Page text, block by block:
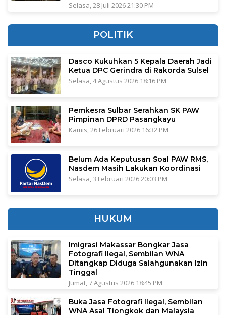
Selasa, 28 Juli 2026 21:30 PM
POLITIK
Dasco Kukuhkan 5 Kepala Daerah Jadi
Ketua DPC Gerindra di Rakorda Sulsel
Selasa, 4 Agustus 2026 18:16 PM
Pemkesra Sulbar Serahkan SK PAW
Pimpinan DPRD Pasangkayu
Kamis, 26 Februari 2026 16:32 PM
Belum Ada Keputusan Soal PAW RMS,
Nasdem Masih Lakukan Koordinasi
Selasa, 3 Februari 2026 20:03 PM
HUKUM
Imigrasi Makassar Bongkar Jasa
Fotografi Ilegal, Sembilan WNA
Ditangkap Diduga Salahgunakan Izin
Tinggal
Jumat, 7 Agustus 2026 18:45 PM
Buka Jasa Fotografi Ilegal, Sembilan
WNA Asal Tiongkok dan Malaysia